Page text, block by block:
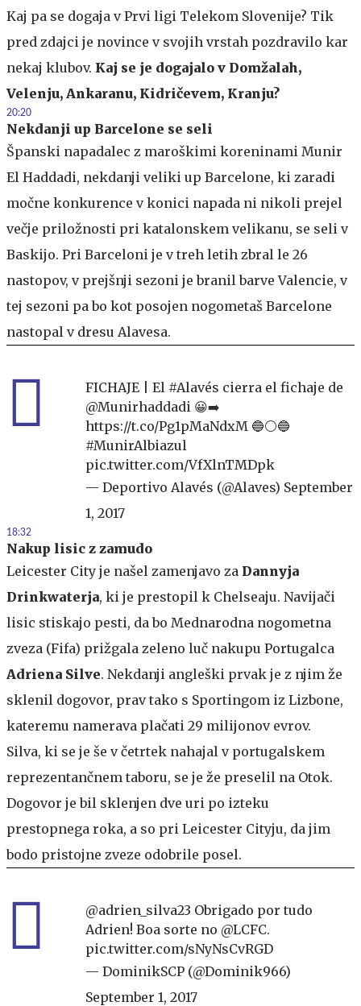
Kaj pa se dogaja v Prvi ligi Telekom Slovenije? Tik
pred zdajci je novince v svojih vrstah pozdravilo kar
nekaj klubov. Kaj se je dogajalo v Domžalah,
Velenju, Ankaranu, Kidričevem, Kranju?
20:20
Nekdanji up Barcelone se seli
Španski napadalec z maroškimi koreninami Munir
El Haddadi, nekdanji veliki up Barcelone, ki zaradi
močne konkurence v konici napada ni nikoli prejel
večje priložnosti pri katalonskem velikanu, se seli v
Baskijo. Pri Barceloni je v treh letih zbral le 26
nastopov, v prejšnji sezoni je branil barve Valencie, v
tej sezoni pa bo kot posojen nogometaš Barcelone
nastopal v dresu Alavesa.
FICHAJE | El #Alavés cierra el fichaje de
@Munirhaddadi 😀➡️
https://t.co/Pg1pMaNdxM 🔵⚪️🔵
#MunirAlbiazul
pic.twitter.com/VfXlnTMDpk
— Deportivo Alavés (@Alaves) September
1, 2017
18:32
Nakup lisic z zamudo
Leicester City je našel zamenjavo za Dannyja
Drinkwaterja, ki je prestopil k Chelseaju. Navijači
lisic stiskajo pesti, da bo Mednarodna nogometna
zveza (Fifa) prižgala zeleno luč nakupu Portugalca
Adriena Silve. Nekdanji angleški prvak je z njim že
sklenil dogovor, prav tako s Sportingom iz Lizbone,
kateremu namerava plačati 29 milijonov evrov.
Silva, ki se je še v četrtek nahajal v portugalskem
reprezentančnem taboru, se je že preselil na Otok.
Dogovor je bil sklenjen dve uri po izteku
prestopnega roka, a so pri Leicester Cityju, da jim
bodo pristojne zveze odobrile posel.
@adrien_silva23 Obrigado por tudo
Adrien! Boa sorte no @LCFC.
pic.twitter.com/sNyNsCvRGD
— DominikSCP (@Dominik966)
September 1, 2017